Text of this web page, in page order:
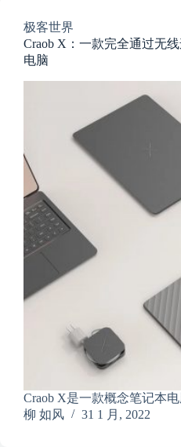
极客世界
Craob X：一款完全通过无
电脑
Craob X是一款概念笔记本
柳 如风
31 1 月, 2022